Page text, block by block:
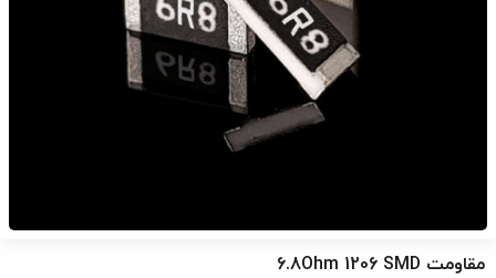
مقاومت 6.8Ohm 1206 SMD